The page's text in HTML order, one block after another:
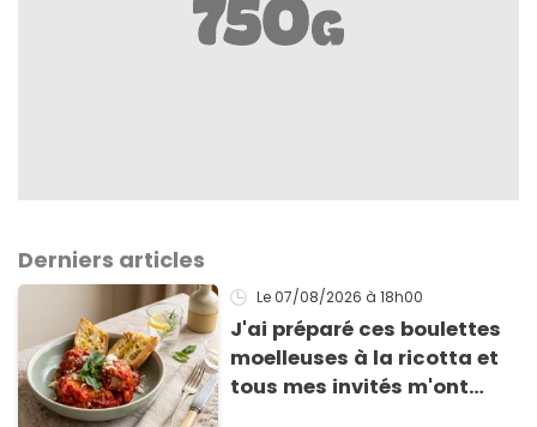
Derniers articles
Le 07/08/2026 à 18h00
J'ai préparé ces boulettes
moelleuses à la ricotta et
tous mes invités m'ont